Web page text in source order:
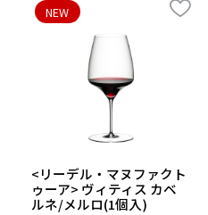
<リーデル・マヌファクト
ゥーア> ヴィティス カベ
ルネ/メルロ(1個入)
NEW